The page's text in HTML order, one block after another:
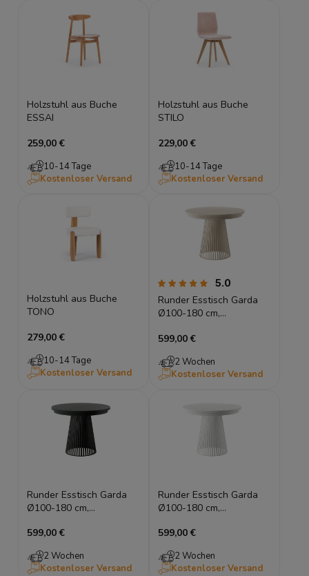
Holzstuhl aus Buche
ESSAI
259,00 €
10-14 Tage
Kostenloser Versand
Holzstuhl aus Buche
STILO
229,00 €
10-14 Tage
Kostenloser Versand
Holzstuhl aus Buche
TONO
279,00 €
10-14 Tage
Kostenloser Versand
5.0
Runder Esstisch Garda
Ø100-180 cm,
(Kaschmir), Lamellen-
Optik
599,00 €
2 Wochen
Kostenloser Versand
Runder Esstisch Garda
Ø100-180 cm,
(Schwarz), Lamellen-
599,00 €
2 Wochen
Kostenloser Versand
Runder Esstisch Garda
Ø100-180 cm,
(Weiß), Lamellen-Optik
599,00 €
2 Wochen
Kostenloser Versand